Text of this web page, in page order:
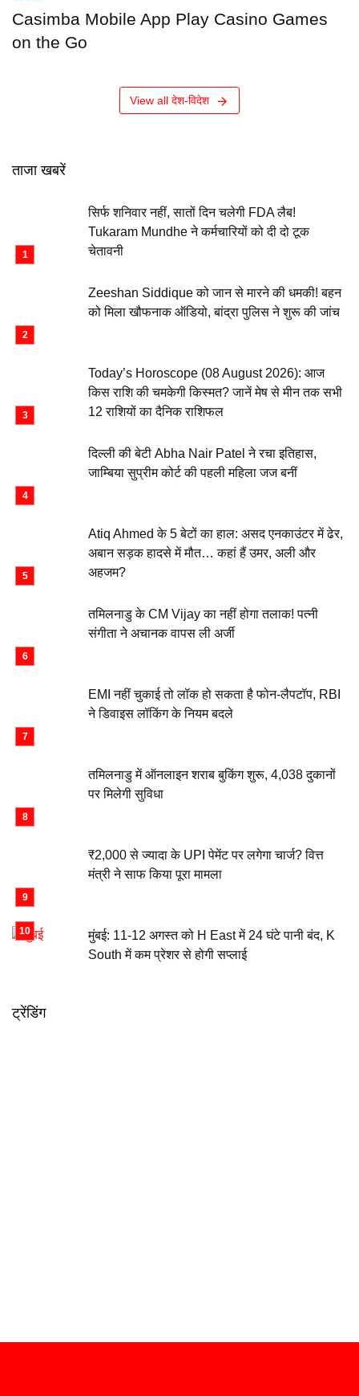
Casimba Mobile App Play Casino Games
on the Go
View all देश-विदेश
ताजा खबरें
सिर्फ शनिवार नहीं, सातों दिन चलेगी FDA लैब!
Tukaram Mundhe ने कर्मचारियों को दी दो टूक
चेतावनी
Zeeshan Siddique को जान से मारने की धमकी! बहन
को मिला खौफनाक ऑडियो, बांद्रा पुलिस ने शुरू की जांच
Today’s Horoscope (08 August 2026): आज
किस राशि की चमकेगी किस्मत? जानें मेष से मीन तक सभी
12 राशियों का दैनिक राशिफल
दिल्ली की बेटी Abha Nair Patel ने रचा इतिहास,
जाम्बिया सुप्रीम कोर्ट की पहली महिला जज बनीं
Atiq Ahmed के 5 बेटों का हाल: असद एनकाउंटर में ढेर,
अबान सड़क हादसे में मौत… कहां हैं उमर, अली और
अहजम?
तमिलनाडु के CM Vijay का नहीं होगा तलाक! पत्नी
संगीता ने अचानक वापस ली अर्जी
EMI नहीं चुकाई तो लॉक हो सकता है फोन-लैपटॉप, RBI
ने डिवाइस लॉकिंग के नियम बदले
तमिलनाडु में ऑनलाइन शराब बुकिंग शुरू, 4,038 दुकानों
पर मिलेगी सुविधा
₹2,000 से ज्यादा के UPI पेमेंट पर लगेगा चार्ज? वित्त
मंत्री ने साफ किया पूरा मामला
मुंबई: 11-12 अगस्त को H East में 24 घंटे पानी बंद, K
South में कम प्रेशर से होगी सप्लाई
ट्रेंडिंग